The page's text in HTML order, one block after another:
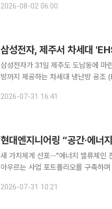
2026-08-02 06:00
삼성전자, 제주서 차세대
삼성전자가 31일 제주도 도남동에 마
방까지 제공하는 차세대 냉난방 공조 (HVAC) 통합
DA사업부장(부사장)이 참석해 차세
2026-07-31 16:41
현대엔지니어링 “공간·에너
새 가치체계 선포⋯"에너지 밸류체인 진화 이끄는 핵심역
아우르는 사업 포트폴리오를 구축하
2026-07-31 10:21